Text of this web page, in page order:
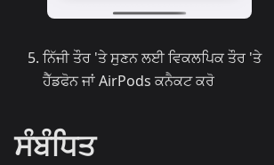
ਨਿੱਜੀ ਤੌਰ 'ਤੇ ਸੁਣਨ ਲਈ ਵਿਕਲਪਿਕ ਤੌਰ 'ਤੇ
ਹੈੱਡਫੋਨ ਜਾਂ AirPods ਕਨੈਕਟ ਕਰੋ
ਸੰਬੰਧਿਤ